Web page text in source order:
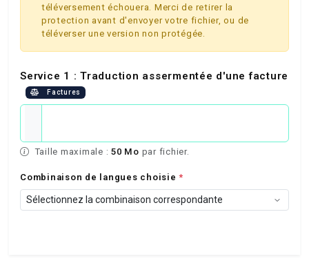
téléversement échouera. Merci de retirer la
protection avant d'envoyer votre fichier, ou de
téléverser une version non protégée.
Service 1 : Traduction assermentée d'une facture
Factures
Taille maximale : 50 Mo par fichier.
Combinaison de langues choisie*